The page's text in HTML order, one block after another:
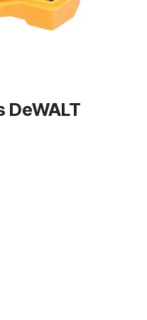
DeWALT